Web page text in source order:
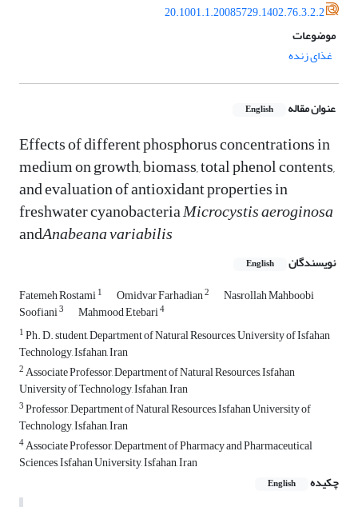
20.1001.1.20085729.1402.76.3.2.2
موضوعات
غذای زنده
عنوان مقاله English
Effects of different phosphorus concentrations in
medium on growth, biomass, total phenol contents,
and evaluation of antioxidant properties in
freshwater cyanobacteriaMicrocystis aeroginosa
andAnabeana variabilis
نویسندگان English
Fatemeh Rostami1 Omidvar Farhadian2 Nasrollah Mahboobi
Soofiani3 Mahmood Etebari4
1Ph. D. student, Department of Natural Resources, University of Isfahan
Technology, Isfahan, Iran
2Associate Professor, Department of Natural Resources, Isfahan
University of Technology, Isfahan, Iran
3Professor, Department of Natural Resources, Isfahan University of
Technology, Isfahan, Iran
4Associate Professor, Department of Pharmacy and Pharmaceutical
Sciences, Isfahan University, Isfahan, Iran
چکیده
English